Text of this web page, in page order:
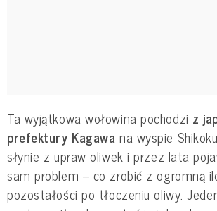
Ta wyjątkowa wołowina pochodzi z
prefektury Kagawa na wyspie
słynie z upraw oliwek i przez lata
sam problem – co zrobić z ogromną
pozostałości po tłoczeniu oliwy.